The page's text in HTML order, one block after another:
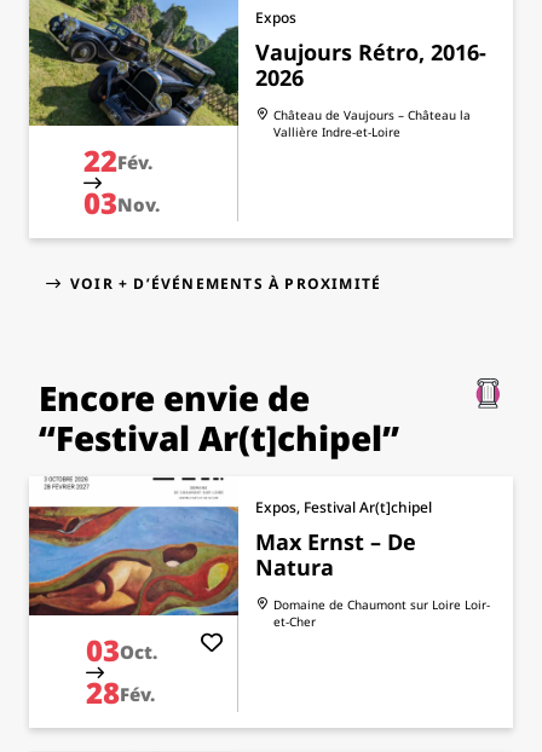
22Fév.
03Nov.
Expos
Vaujours Rétro, 2016-
2026
Château de Vaujours – Château la
VallièreIndre-et-Loire
VOIR + D’ÉVÉNEMENTS À PROXIMITÉ
Encore envie de
“Festival Ar(t]chipel”
03Oct.
28Fév.
Expos, Festival Ar(t]chipel
Max Ernst – De
Natura
Domaine de Chaumont sur Loire Loir-
et-Cher